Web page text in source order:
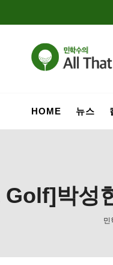
HOME 뉴스
박성
민